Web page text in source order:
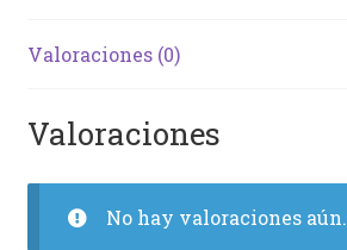
Valoraciones (0)
Valoraciones
No hay valoraciones aún.